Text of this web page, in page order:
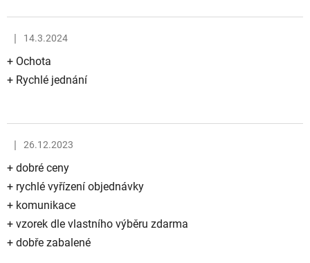
Hodnocení obchodu je 5 z 5 hvězdiček.
14.3.2024
+ Ochota
+ Rychlé jednání
Hodnocení obchodu je 5 z 5 hvězdiček.
26.12.2023
+ dobré ceny
+ rychlé vyřízení objednávky
+ komunikace
+ vzorek dle vlastního výběru zdarma
+ dobře zabalené